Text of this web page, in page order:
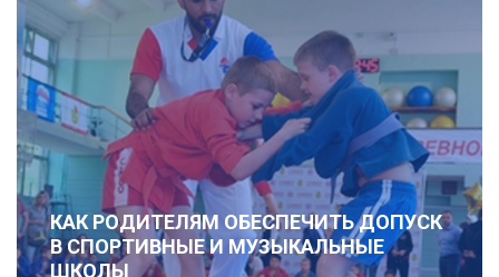
КАК РОДИТЕЛЯМ ОБЕСПЕЧИТЬ ДОПУСК
В СПОРТИВНЫЕ И МУЗЫКАЛЬНЫЕ
ШКОЛЫ